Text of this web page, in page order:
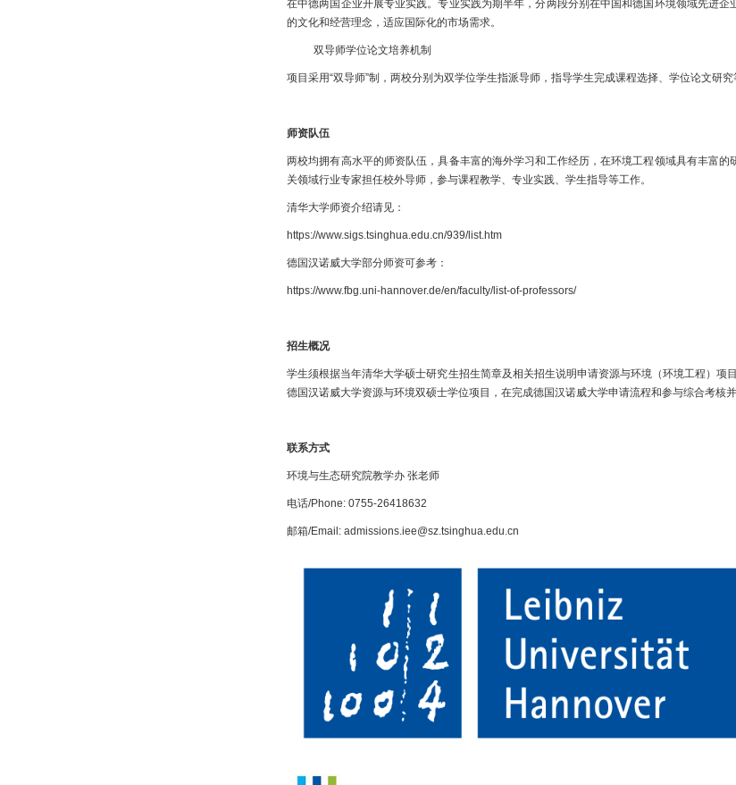
在中德两国企业开展专业实践。专业实践为期半年，分两段分别在中国和德国环境领域先进企
的文化和经营理念，适应国际化的市场需求。
双导师学位论文培养机制
项目采用“双导师”制，两校分别为双学位学生指派导师，指导学生完成课程选择、学位论文研究
师资队伍
两校均拥有高水平的师资队伍，具备丰富的海外学习和工作经历，在环境工程领域具有丰富的
关领域行业专家担任校外导师，参与课程教学、专业实践、学生指导等工作。
清华大学师资介绍请见：
https://www.sigs.tsinghua.edu.cn/939/list.htm
德国汉诺威大学部分师资可参考：
https://www.fbg.uni-hannover.de/en/faculty/list-of-professors/
招生概况
学生须根据当年清华大学硕士研究生招生简章及相关招生说明申请资源与环境（环境工程）项
德国汉诺威大学资源与环境双硕士学位项目，在完成德国汉诺威大学申请流程和参与综合考核
联系方式
环境与生态研究院教学办 张老师
电话/Phone: 0755-26418632
邮箱/Email: admissions.iee@sz.tsinghua.edu.cn